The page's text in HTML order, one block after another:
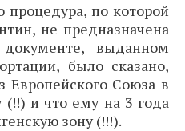
процедура, по которой
не предназначена
выданном
было сказано,
Европейского Союза в
(!!) и что ему на 3 года
зону (!!!).